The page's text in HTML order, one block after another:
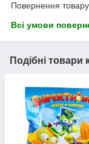
Повернення
Всі умови
Подібні товари